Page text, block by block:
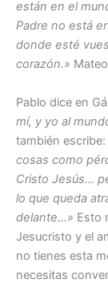
están en el
Padre no está
donde esté
corazón.»
Pablo dice en
mí, y yo al
también escribe:
cosas como
Cristo Jesús…
lo que queda
delante…» Esto
Jesucristo y el
no tienes esta
necesitas